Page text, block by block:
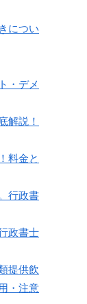
につい
・デメ
解説！
料金と
行政書
政書士
提供飲
・注意